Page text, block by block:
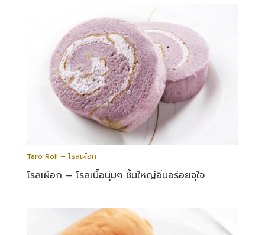
Taro Roll – โรลเผือก
โรลเผือก – โรลเนื้อนุ่มๆ ชิ้นใหญ่อิ่มอร่อยจุใจ